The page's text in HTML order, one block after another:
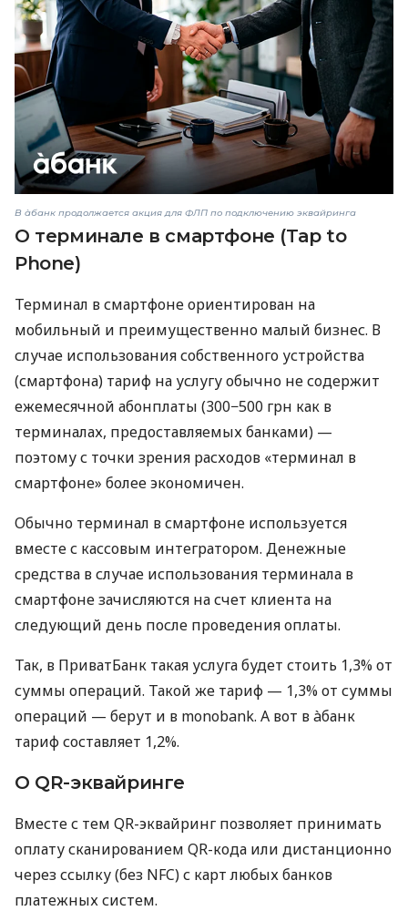
В àбанк продолжается акция для ФЛП по подключению эквайринга
О терминале в смартфоне (Tap to
Phone)
Терминал в смартфоне ориентирован на
мобильный и преимущественно малый бизнес. В
случае использования собственного устройства
(смартфона) тариф на услугу обычно не содержит
ежемесячной абонплаты (300−500 грн как в
терминалах, предоставляемых банками) —
поэтому с точки зрения расходов «терминал в
смартфоне» более экономичен.
Обычно терминал в смартфоне используется
вместе с кассовым интегратором. Денежные
средства в случае использования терминала в
смартфоне зачисляются на счет клиента на
следующий день после проведения оплаты.
Так, в ПриватБанк такая услуга будет стоить 1,3% от
суммы операций. Такой же тариф — 1,3% от суммы
операций — берут и в monobank. А вот в àбанк
тариф составляет 1,2%.
О QR-эквайринге
Вместе с тем QR-эквайринг позволяет принимать
оплату сканированием QR-кода или дистанционно
через ссылку (без NFC) с карт любых банков
платежных систем.